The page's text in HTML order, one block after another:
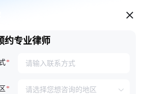
服务推荐
约专业律师